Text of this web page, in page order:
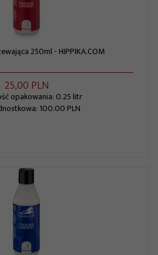
250ml - HIPPIKA.COM
25,00 PLN
opakowania: 0.25 litr
100.00 PLN